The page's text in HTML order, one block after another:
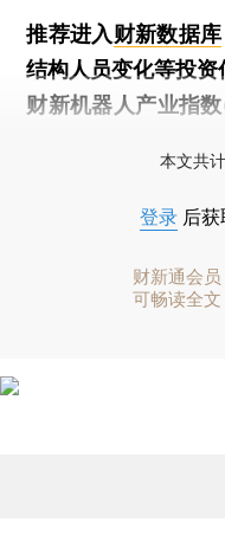
推荐进入财新数据库
结构人员变化等投资
财新机器人产业指数
本文共
登录 后
财新通会员
可畅读全文